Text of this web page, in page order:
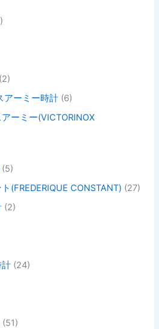
(2)
アーミー時計 (6)
ーミー(VICTORINOX
(5)
(FREDERIQUE CONSTANT) (27)
(2)
計 (24)
(51)